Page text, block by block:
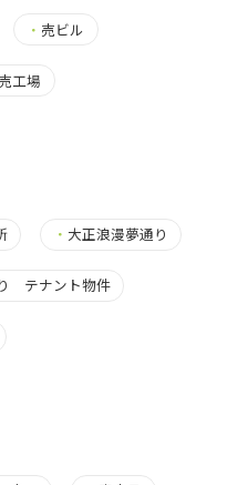
・ 売ビル
売工場
・ 大正浪漫夢通り
テナント物件